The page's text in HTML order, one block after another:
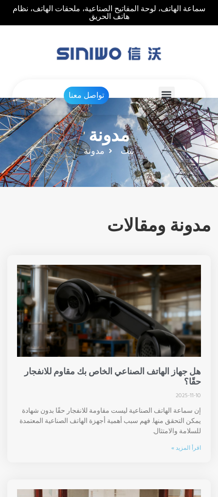
سماعة الهاتف، لوحة المفاتيح الصناعية، ملحقات الهاتف، نظام
هاتف الحريق
تواصل معنا
مدونة
بيت مدونة
ومقالات
هل جهاز الهاتف الصناعي الخاص بك مقاوم للانفجار
حقًا؟
2025-11-10
إن سماعة الهاتف الصناعية ليست مقاومة للانفجار حقًا بدون شهادة
يمكن التحقق منها. فهم سبب أهمية أجهزة الهاتف الصناعية المعتمدة
للسلامة والامتثال.
اقرأ المزيد »